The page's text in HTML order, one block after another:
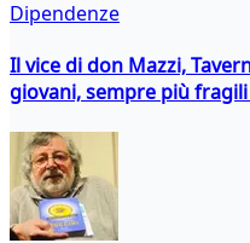
Dipendenze
Il vice di don Mazzi,
giovani, sempre più fragili